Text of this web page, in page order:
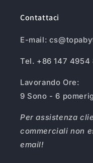
Contattaci
E-mail:
Tel. +86 147 4954
Lavorando Ore:
9 Sono - 6
Per assistenza
commerciali non
email!